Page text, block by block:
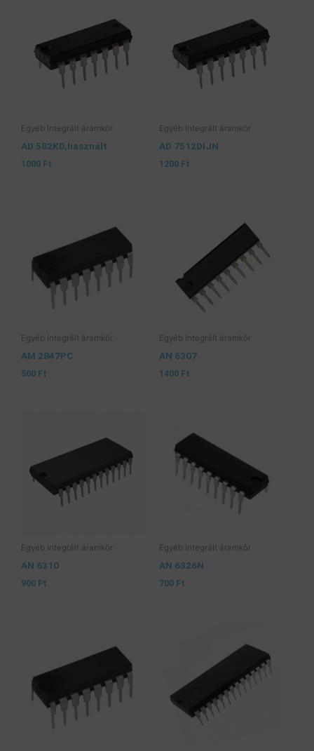
Egyéb Integrált áramkör
AD 582KD,használt
1000 Ft
Egyéb Integrált áramkör
AD 7512DIJN
1200 Ft
Egyéb Integrált áramkör
AM 2847PC
500 Ft
Egyéb Integrált áramkör
AN 6307
1400 Ft
Egyéb Integrált áramkör
AN 6310
900 Ft
Egyéb Integrált áramkör
AN 6326N
700 Ft